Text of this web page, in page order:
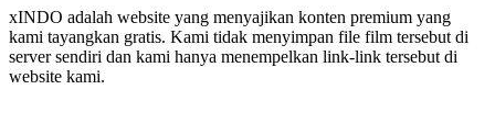
xINDO adalah website yang menyajikan konten premium yang
kami tayangkan gratis. Kami tidak menyimpan file film tersebut di
server sendiri dan kami hanya menempelkan link-link tersebut di
website kami.